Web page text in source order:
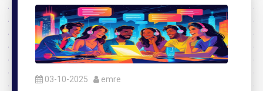
03-10-2025 emre